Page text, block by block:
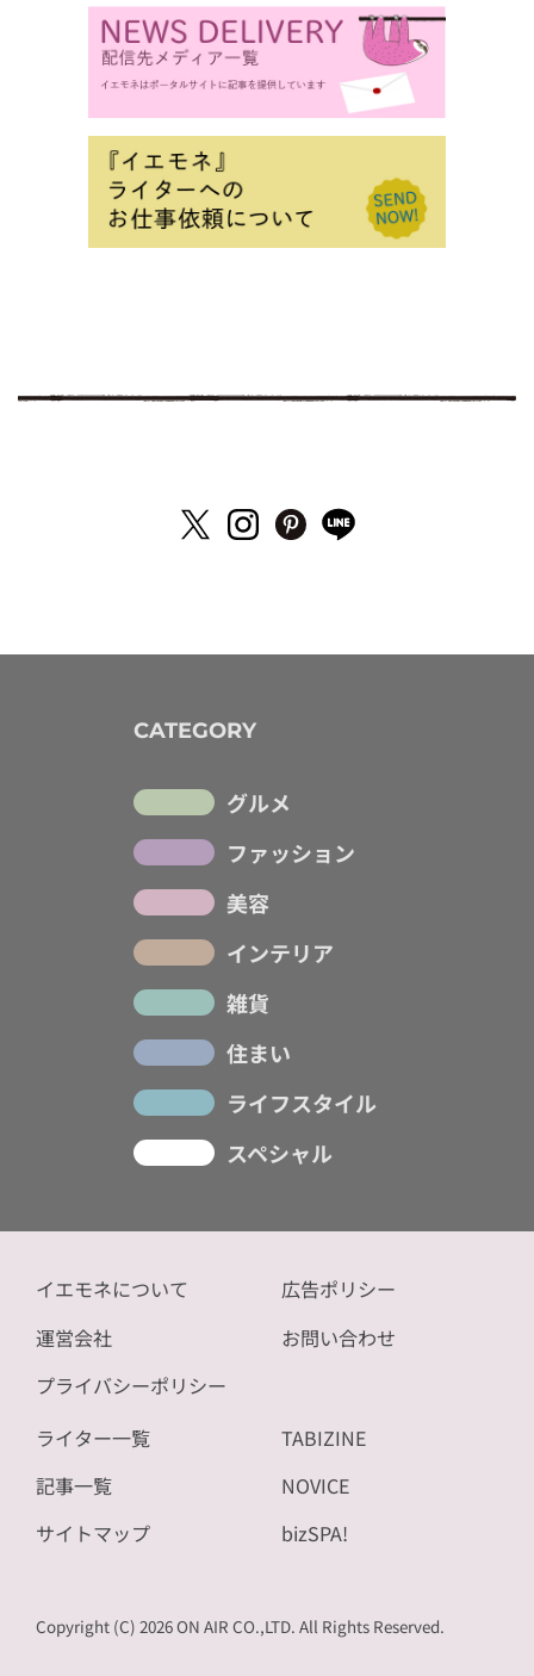
CATEGORY
グルメ
ファッション
美容
インテリア
雑貨
住まい
ライフスタイル
スペシャル
イエモネについて
運営会社
プライバシーポリシー
広告ポリシー
お問い合わせ
ライター一覧
記事一覧
サイトマップ
TABIZINE
NOVICE
bizSPA!
Copyright (C) 2026 ON AIR CO.,LTD. All Rights Reserved.